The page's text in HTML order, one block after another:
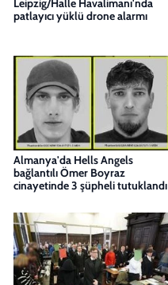
Leipzig/Halle Havalimanı'nda
patlayıcı yüklü drone alarmı
Almanya'da Hells Angels
bağlantılı Ömer Boyraz
cinayetinde 3 şüpheli tutuklandı